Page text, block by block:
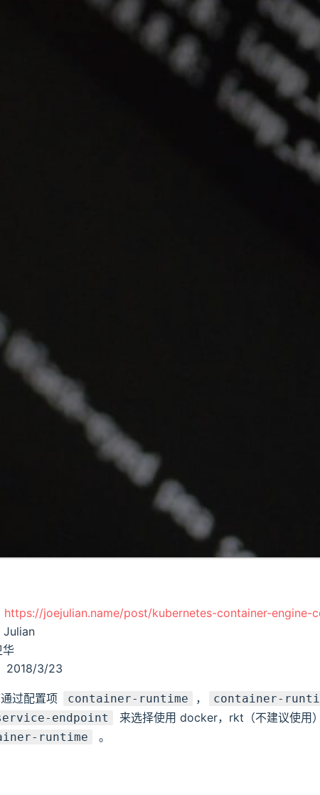
https://joejulian.name/post/kubernetes-container-engine-
Julian
华
2018/3/23
过配置项 container-runtime ， container-
endpoint
来选择使用 docker，rkt（不建议使用
runtime 。